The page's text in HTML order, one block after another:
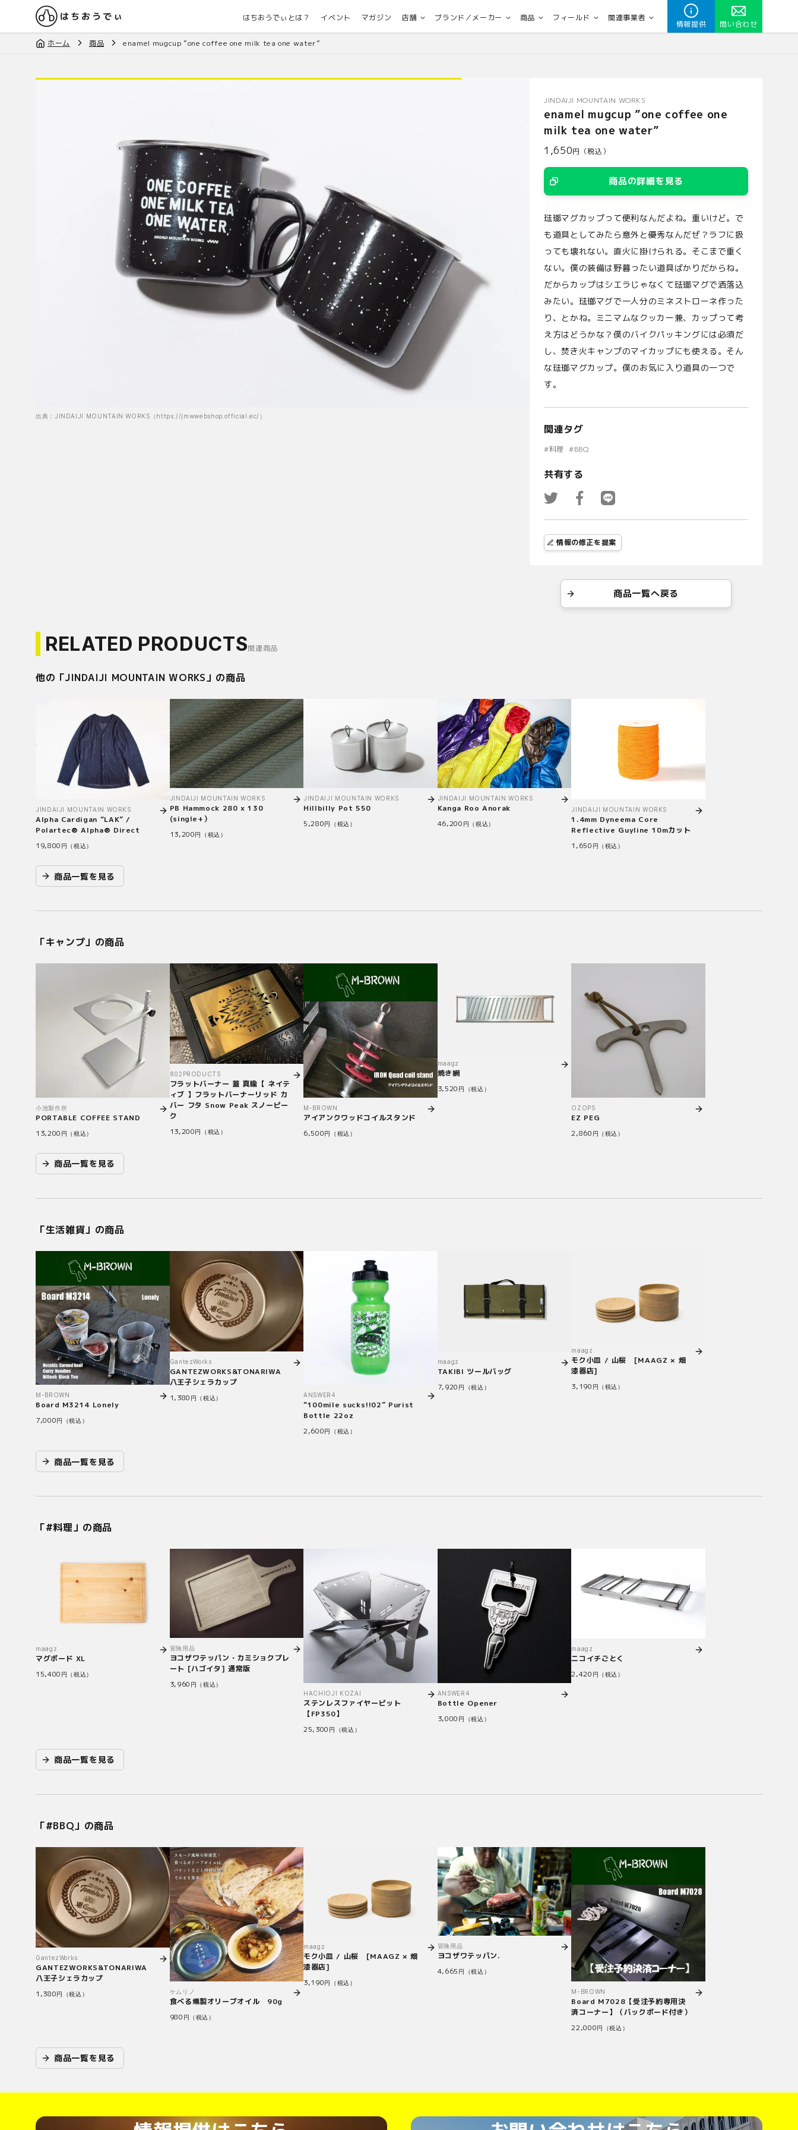
はちおうでぃとは？ イベント マガジン 店舗 ブランド／メーカー 商品 フィールド 関連事業者
情報提供
問い合わせ
ホーム
商品 enamel mugcup ”one coffee one milk tea one water”
出典：JINDAIJI MOUNTAIN WORKS（https://jmwwebshop.official.ec/）
出典：JINDAIJI MOUNTAIN WORKS（https://jmwwebshop.official.ec/）
JINDAIJI MOUNTAIN WORKS
enamel mugcup ”one coffee one
milk tea one water”
1,650円（税込）
商品の詳細を見る
琺瑯マグカップって便利なんだよね。重いけど。で
も道具としてみたら意外と優秀なんだぜ？ラフに扱
っても壊れない。直火に掛けられる。そこまで重く
ない。僕の装備は野暮ったい道具ばかりだからね。
だからカップはシエラじゃなくて琺瑯マグで洒落込
みたい。琺瑯マグで一人分のミネストローネ作った
り、とかね。ミニマムなクッカー兼、カップって考
え方はどうかな？僕のバイクパッキングには必須だ
し、焚き火キャンプのマイカップにも使える。そん
な琺瑯マグカップ。僕のお気に入り道具の一つで
す。
関連タグ
#料理 #BBQ
共有する
情報の修正を提案
商品一覧へ戻る
RELATED PRODUCTS関連商品
他の「JINDAIJI MOUNTAIN WORKS」の商品
JINDAIJI MOUNTAIN WORKS
Alpha Cardigan “LAK” /
Polartec® Alpha® Direct
19,800 円（税込）
JINDAIJI MOUNTAIN WORKS
PB Hammock 280 x 130
(single+）
13,200円（税込）
JINDAIJI MOUNTAIN WORKS
Hillbilly Pot 550
5,280円（税込）
JINDAIJI MOUNTAIN WORKS
Kanga Roo Anorak
46,200 円（税込）
JINDAIJI MOUNTAIN WORKS
1.4mm Dyneema Core
Reflective Guyline 10mカット
1,650 円（税込）
商品一覧を見る
「キャンプ」の商品
小池製作所
PORTABLE COFFEE STAND
13,200 円（税込）
802PRODUCTS
フラットバーナー 蓋 真鍮【 ネイテ
ィブ 】フラットバーナーリッド カ
バー フタ Snow Peak スノーピー
ク
13,200円（税込）
M-BROWN
アイアンクワッドコイルスタンド
6,500円（税込）
maagz
焼き網
3,520 円（税込）
OZOPS
EZ PEG
2,860 円（税込）
商品一覧を見る
「生活雑貨」の商品
M-BROWN
Board M3214 Lonely
7,000円（税込）
GantezWorks
GANTEZWORKS&TONARIWA
八王子シェラカップ
1,380 円（税込） ANSWER4
“100mile sucks!!02” Purist
Bottle 22oz
2,600円（税込）
maagz
TAKIBI ツールバッグ
7,920 円（税込）
maagz
モク小皿 / 山桜 [MAAGZ × 畑
漆器店]
3,190 円（税込）
商品一覧を見る
「#料理」の商品
maagz
マグボード XL
15,400 円（税込）
冒険用品
ヨコザワテッパン・カミショクプレ
ート [ハゴイタ] 通常版
3,960 円（税込）
HACHIOJI KOZAI
ステンレスファイヤーピット
【FP350】
25,300 円（税込）
ANSWER4
Bottle Opener
3,000 円（税込）
maagz
ニコイチごとく
2,420 円（税込）
商品一覧を見る
「#BBQ」の商品
GantezWorks
GANTEZWORKS&TONARIWA
八王子シェラカップ
1,380円（税込） ケムリノ
食べる燻製オリーブオイル 90g
980 円（税込）
maagz
モク小皿 / 山桜 [MAAGZ × 畑
漆器店]
3,190円（税込）
冒険用品
ヨコザワテッパン.
4,665 円（税込）
M-BROWN
Board M7028【受注予約専用決
済コーナー】（バックボード付き）
22,000円（税込）
商品一覧を見る